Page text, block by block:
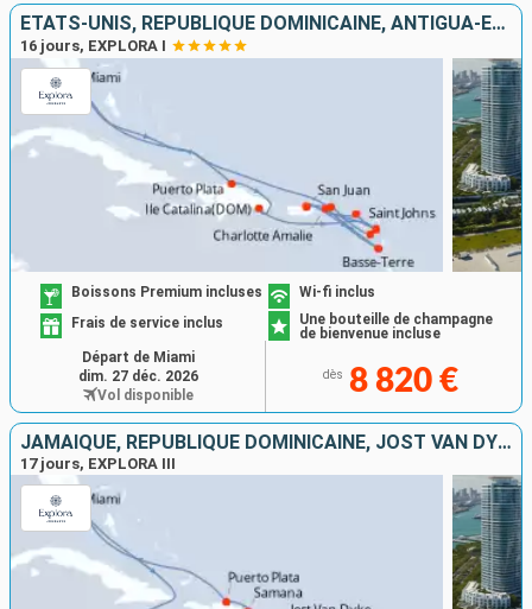
ÉTATS-UNIS, RÉPUBLIQUE DOMINICAINE, ANTIGUA-ET-BARBUDA, GUADELOUPE, PORTO RICO, SAINT-MARTIN, ROYAUME-UNI, TORTOLA
16 jours, EXPLORA I
Boissons Premium incluses
Wi-fi inclus
Frais de service inclus
Une bouteille de champagne
de bienvenue incluse
dès 8 820 €
Départ de Miami
dim. 27 déc. 2026
Vol disponible
JAMAÏQUE, RÉPUBLIQUE DOMINICAINE, JOST VAN DYKE, SAINT-MARTIN, ÉTATS-UNIS, PORTO RICO, GUADELOUPE, ANTIGUA-ET-BARBUDA
17 jours, EXPLORA III